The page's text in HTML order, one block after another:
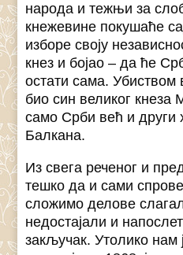
народа и тежњи за
кнежевине покушаће
изборе своју
кнез и бојао – да ће
остати сама. Убиством
био син великог кнеза
само Срби већ и други
Балкана.
Из свега реченог и
тешко да и сами
сложимо делове
недостајали и
закључак. Утолико нам